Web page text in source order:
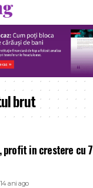
brut
profit in crestere cu
14 ani ago